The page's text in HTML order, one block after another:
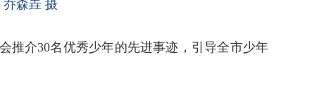
乔森垚 摄
推介30名优秀少年的先进事迹，引导全市少年